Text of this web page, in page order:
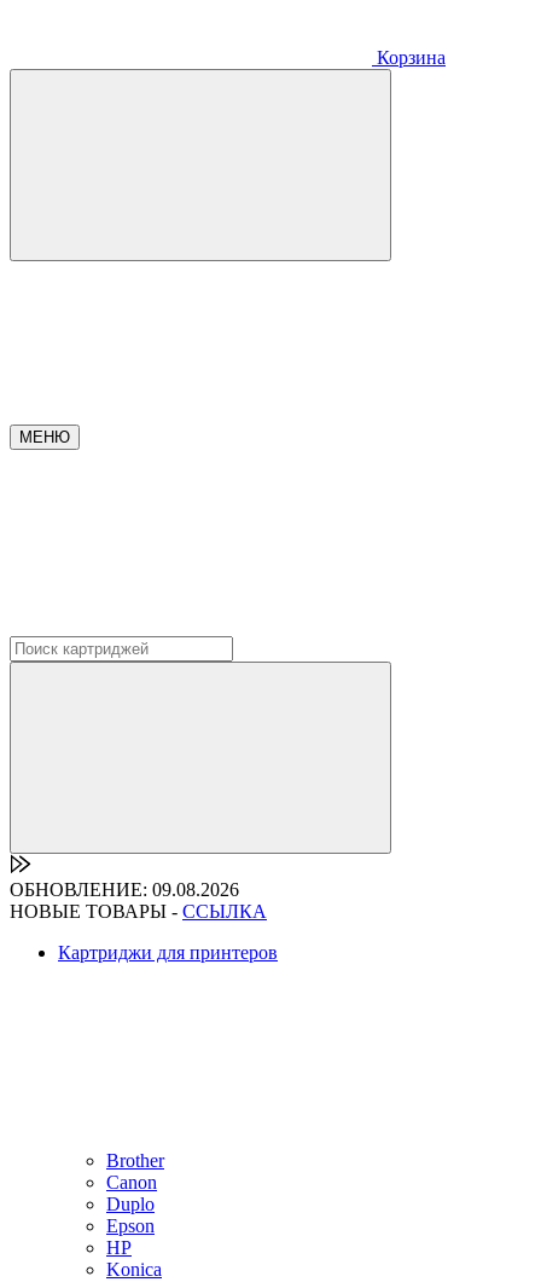
Корзина
МЕНЮ
ОБНОВЛЕНИЕ: 09.08.2026
НОВЫЕ ТОВАРЫ - ССЫЛКА
Картриджи для принтеров
Brother
Canon
Duplo
Epson
HP
Konica